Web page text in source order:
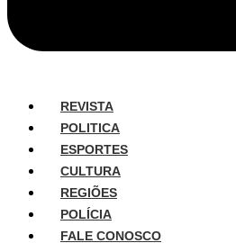
REVISTA
POLITICA
ESPORTES
CULTURA
REGIÕES
POLÍCIA
FALE CONOSCO